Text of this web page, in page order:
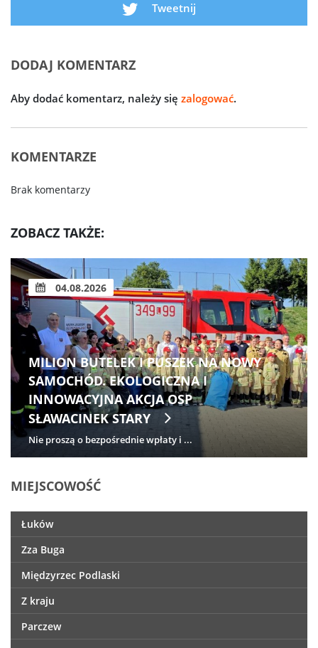
Tweetnij
DODAJ KOMENTARZ
Aby dodać komentarz, należy się zalogować.
KOMENTARZE
Brak komentarzy
ZOBACZ TAKŻE:
04.08.2026
MILION BUTELEK I PUSZEK NA NOWY
SAMOCHÓD. EKOLOGICZNA I
INNOWACYJNA AKCJA OSP
SŁAWACINEK STARY
Nie proszą o bezpośrednie wpłaty i ...
MIEJSCOWOŚĆ
Łuków
Zza Buga
Międzyrzec Podlaski
Z kraju
Parczew